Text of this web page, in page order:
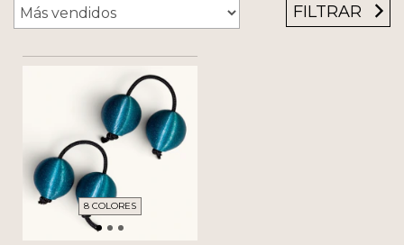
FILTRAR
8 COLORES